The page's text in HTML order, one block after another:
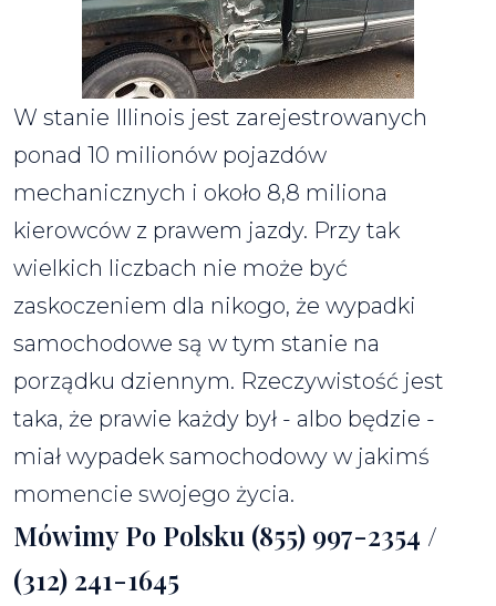
W stanie Illinois jest zarejestrowanych
ponad 10 milionów pojazdów
mechanicznych i około 8,8 miliona
kierowców z prawem jazdy. Przy tak
wielkich liczbach nie może być
zaskoczeniem dla nikogo, że wypadki
samochodowe są w tym stanie na
porządku dziennym. Rzeczywistość jest
taka, że prawie każdy był - albo będzie -
miał wypadek samochodowy w jakimś
momencie swojego życia.
Mówimy Po Polsku (855) 997-2354 /
(312) 241-1645